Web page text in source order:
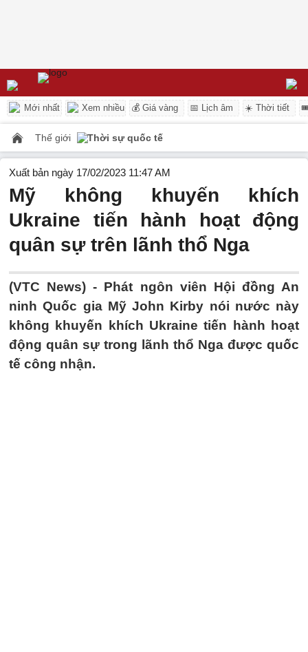
Mới nhất Xem nhiều 💰 Giá vàng 📅 Lịch âm ☀️ Thời tiết
Thế giới Thời sự quốc tế
Xuất bản ngày 17/02/2023 11:47 AM
Mỹ không khuyến khích
Ukraine tiến hành hoạt động
quân sự trên lãnh thổ Nga
(VTC News) - Phát ngôn viên Hội đồng An
ninh Quốc gia Mỹ John Kirby nói nước này
không khuyến khích Ukraine tiến hành hoạt
động quân sự trong lãnh thổ Nga được quốc
tế công nhận.